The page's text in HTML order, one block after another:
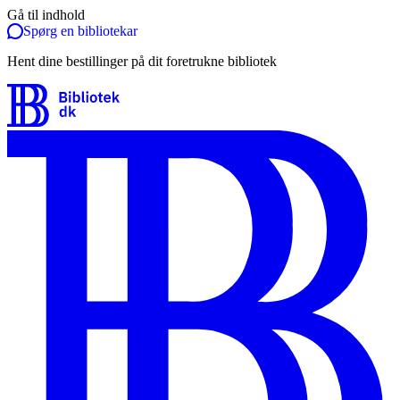
Gå til indhold
Spørg en bibliotekar
Hent dine bestillinger på dit foretrukne bibliotek